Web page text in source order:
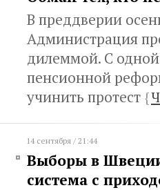
В преддверии
Администрация
дилеммой. С
пенсионной
учинить протест {
14 сентября / 21:44
Выборы в
система с